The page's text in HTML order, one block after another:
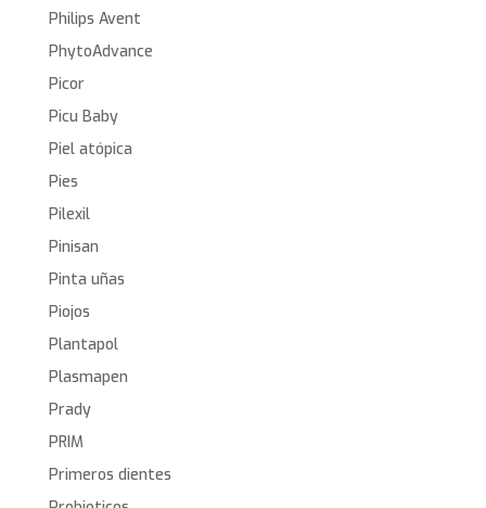
Philips Avent
PhytoAdvance
Picor
Picu Baby
Piel atópica
Pies
Pilexil
Pinisan
Pinta uñas
Piojos
Plantapol
Plasmapen
Prady
PRIM
Primeros dientes